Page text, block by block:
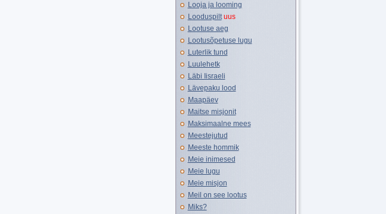
Looja ja looming
Looduspilt uus
Lootuse aeg
Lootusõpetuse lugu
Luterlik tund
Luulehetk
Läbi Iisraeli
Lävepaku lood
Maapäev
Maitse misjonit
Maksimaalne mees
Meestejutud
Meeste hommik
Meie inimesed
Meie lugu
Meie misjon
Meil on see lootus
Miks?